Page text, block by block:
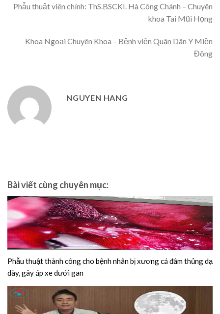
Phẫu thuật viên chính: ThS.BSCKI. Hà Công Chánh – Chuyên
khoa Tai Mũi Họng
Khoa Ngoại Chuyên Khoa – Bệnh viện Quân Dân Y Miền
Đông
NGUYEN HANG
Bài viết cùng chuyên mục:
Phẫu thuật thành công cho bệnh nhân bị xương cá đâm thủng dạ
dày, gây áp xe dưới gan